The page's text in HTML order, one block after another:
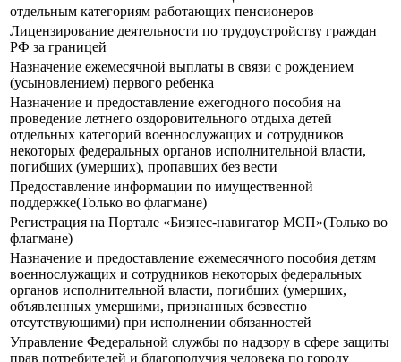
отдельным категориям работающих пенсионеров
Лицензирование деятельности по трудоустройству граждан
РФ за границей
Назначение ежемесячной выплаты в связи с рождением
(усыновлением) первого ребенка
Назначение и предоставление ежегодного пособия на
проведение летнего оздоровительного отдыха детей
отдельных категорий военнослужащих и сотрудников
некоторых федеральных органов исполнительной власти,
погибших (умерших), пропавших без вести
Предоставление информации по имущественной
поддержке(Только во флагмане)
Регистрация на Портале «Бизнес-навигатор МСП»(Только во
флагмане)
Назначение и предоставление ежемесячного пособия детям
военнослужащих и сотрудников некоторых федеральных
органов исполнительной власти, погибших (умерших,
объявленных умершими, признанных безвестно
отсутствующими) при исполнении обязанностей
Управление Федеральной службы по надзору в сфере защиты
прав потребителей и благополучия человека по городу